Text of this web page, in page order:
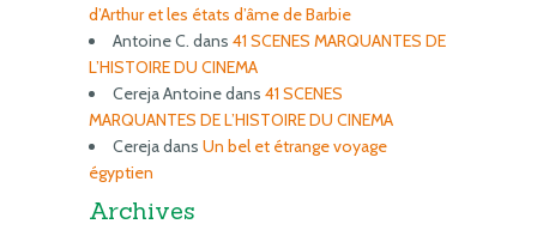
d’Arthur et les états d’âme de Barbie
Antoine C. dans 41 SCENES MARQUANTES DE
L’HISTOIRE DU CINEMA
Cereja Antoinedans 41 SCENES
MARQUANTES DE L’HISTOIRE DU CINEMA
Cerejadans Un bel et étrange voyage
égyptien
Archives